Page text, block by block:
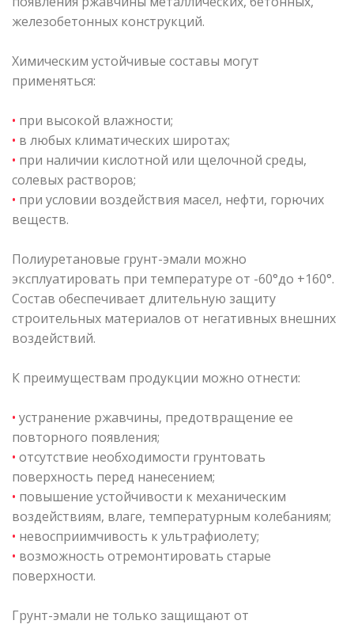
железобетонных конструкций.
Химическим устойчивые составы могут
применяться:
• при высокой влажности;
• в любых климатических широтах;
• при наличии кислотной или щелочной среды,
солевых растворов;
• при условии воздействия масел, нефти, горючих
веществ.
Полиуретановые грунт-эмали можно
эксплуатировать при температуре от -60°до +160°.
Состав обеспечивает длительную защиту
строительных материалов от негативных внешних
воздействий.
К преимуществам продукции можно отнести:
• устранение ржавчины, предотвращение ее
повторного появления;
• отсутствие необходимости грунтовать
поверхность перед нанесением;
• повышение устойчивости к механическим
воздействиям, влаге, температурным колебаниям;
• невосприимчивость к ультрафиолету;
• возможность отремонтировать старые
поверхности.
Грунт-эмали не только защищают от